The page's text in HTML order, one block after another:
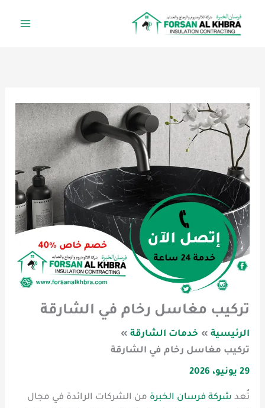
تركيب مغاسل رخام في الشارقة
الرئيسية
خدمات الشارقة
تركيب مغاسل رخام في الشارقة
29 يونيو، 2026
تُعد شركة فرسان الخبرة من الشركات الرائدة في مجال